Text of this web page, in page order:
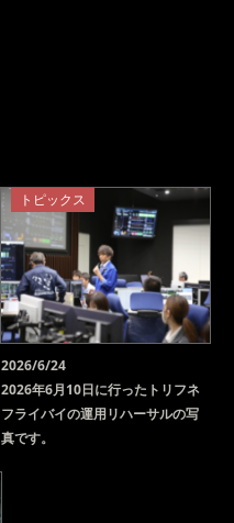
トピックス
2026/6/24
2026年6月10日に行ったトリフネ
フライバイの運用リハーサルの写
真です。